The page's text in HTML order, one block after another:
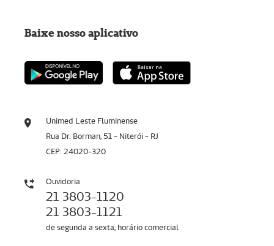
Unimed Leste Fluminense
Rua Dr. Borman, 51 - Niterói - RJ
CEP: 24020-320
Ouvidoria
21 3803-1120
21 3803-1121
de segunda a sexta, horário comercial
Baixe nosso aplicativo